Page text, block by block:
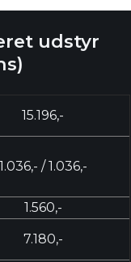
udstyr
15.196,-
1.036,- / 1.036,-
1.560,-
7.180,-